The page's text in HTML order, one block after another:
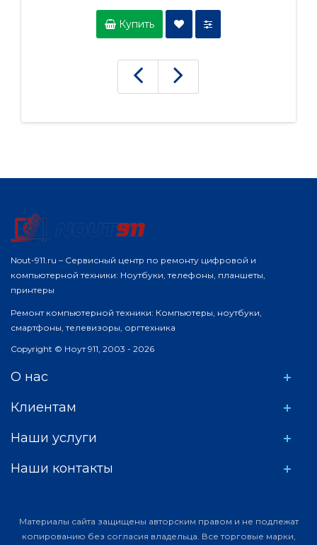
Купить
Nout-911.ru – Сервисный центр по ремонту цифровой и
компьютерной техники: Ноутбуки, телефоны, планшеты,
принтеры
Ремонт компьютерной техники: Компьютеры, ноутбуки,
смартфоны, телевизоры, оргтехника
Copyright © Ноут 911, 2003 - 2026
О нас
Клиентам
Наши услуги
Наши контакты
Материалы сайта защищены авторским правом и не подлежат
копированию без согласия владельца. Все торговые марки,